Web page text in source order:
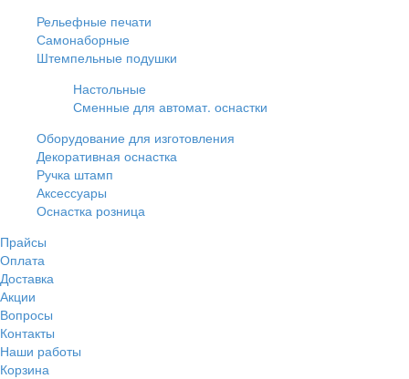
Рельефные печати
Самонаборные
Штемпельные подушки
Настольные
Сменные для автомат. оснастки
Оборудование для изготовления
Декоративная оснастка
Ручка штамп
Аксессуары
Оснастка розница
Прайсы
Оплата
Доставка
Акции
Вопросы
Контакты
Наши работы
Корзина